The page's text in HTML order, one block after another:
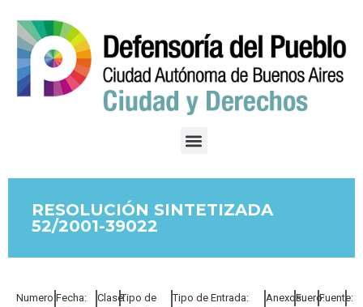
RESOLUCIÓN SINTETIZADA
52/2001-39022
Numero:Fecha:
Clase:Tipo de
Tipo de Entrada:
Anexos:Fuero:Fuente: